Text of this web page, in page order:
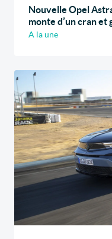
Nouvelle Opel
monte d’un cran et
A la une